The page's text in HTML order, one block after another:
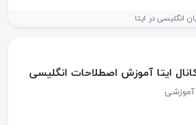
انگلیسی در ایتا
ایتا آموزش اصطلاحات انگلیسی
آموزشی